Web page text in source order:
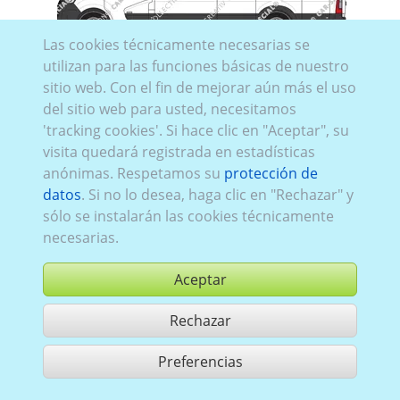
Rena_828: Serie 3, restyling 2 ,tracción trasera
2024
, puertas de batientes de parte trasera
Acristalamiento Izquierda
panelado
parcialmente acristalado
, Trasero acristalado
comprar
compartir 1 aciertos
Utilización de acuerdo con las condiciones generales de contrato,
Las cookies técnicamente necesarias se
utilizan para las funciones básicas de nuestro
sitio web. Con el fin de mejorar aún más el uso
del sitio web para usted, necesitamos
'tracking cookies'. Si hace clic en "Aceptar", su
visita quedará registrada en estadísticas
anónimas. Respetamos su protección de
datos. Si no lo desea, haga clic en "Rechazar" y
sólo se instalarán las cookies técnicamente
necesarias.
Aceptar
Rechazar
Preferencias